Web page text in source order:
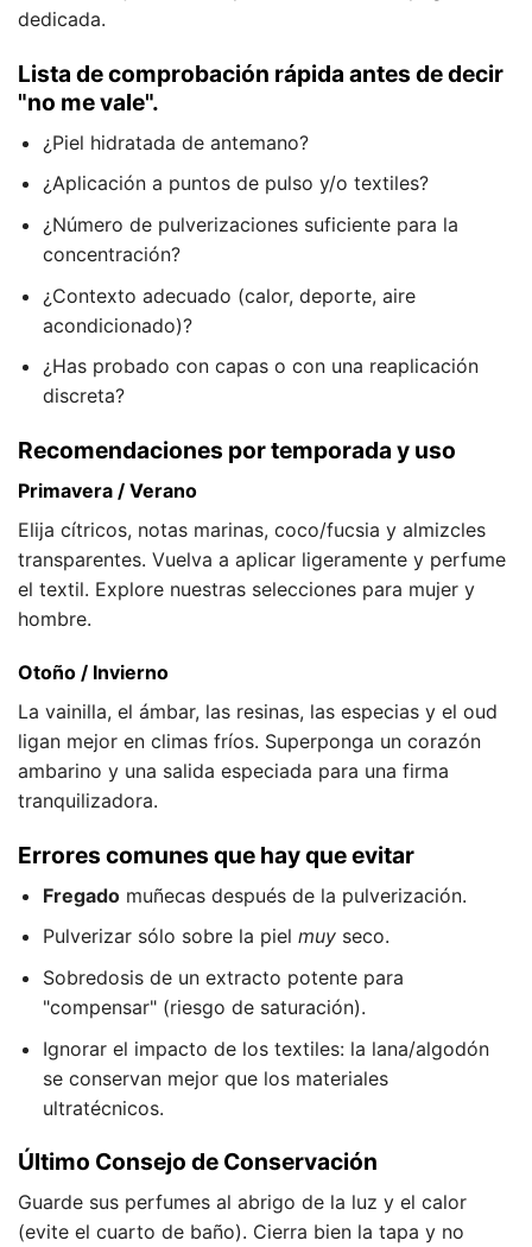
dedicada.
Lista de comprobación rápida antes de decir
"no me vale".
¿Piel hidratada de antemano?
¿Aplicación a puntos de pulso y/o textiles?
¿Número de pulverizaciones suficiente para la
concentración?
¿Contexto adecuado (calor, deporte, aire
acondicionado)?
¿Has probado con capas o con una reaplicación
discreta?
Recomendaciones por temporada y uso
Primavera / Verano
Elija cítricos, notas marinas, coco/fucsia y almizcles
transparentes. Vuelva a aplicar ligeramente y perfume
el textil. Explore nuestras selecciones para mujer y
hombre.
Otoño / Invierno
La vainilla, el ámbar, las resinas, las especias y el oud
ligan mejor en climas fríos. Superponga un corazón
ambarino y una salida especiada para una firma
tranquilizadora.
Errores comunes que hay que evitar
Fregadomuñecas después de la pulverización.
Pulverizar sólo sobre la piel muyseco.
Sobredosis de un extracto potente para
"compensar" (riesgo de saturación).
Ignorar el impacto de los textiles: la lana/algodón
se conservan mejor que los materiales
ultratécnicos.
Último Consejo de Conservación
Guarde sus perfumes al abrigo de la luz y el calor
(evite el cuarto de baño). Cierra bien la tapa y no